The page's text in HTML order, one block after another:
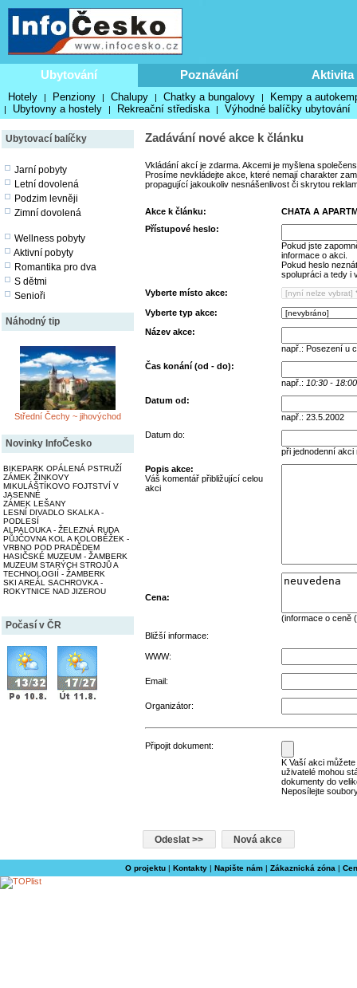
Ubytování Poznávání Aktivita
Hotely | Penziony | Chalupy | Chatky a bungalovy | Kempy a
| Ubytovny a hostely | Rekreační střediska | Výhodné balíčky ubytování
Ubytovací balíčky
Jarní pobyty
Letní dovolená
Podzim levněji
Zimní dovolená
Wellness pobyty
Aktivní pobyty
Romantika pro dva
S dětmi
Senioři
Náhodný tip
Střední Čechy ~ jihovýchod
Novinky InfoČesko
BIKEPARK OPÁLENÁ PSTRUŽÍ
ZÁMEK ŽINKOVY
MIKULÁŠTÍKOVO FOJTSTVÍ V
JASENNÉ
ZÁMEK LEŠANY
LESNÍ DIVADLO SKALKA -
PODLESÍ
ALPALOUKA - ŽELEZNÁ RUDA
PŮJČOVNA KOL A KOLOBĚŽEK -
VRBNO POD PRADĚDEM
HASIČSKÉ MUZEUM - ŽAMBERK
MUZEUM STARÝCH STROJŮ A
TECHNOLOGIÍ - ŽAMBERK
SKI AREÁL SACHROVKA -
ROKYTNICE NAD JIZEROU
Počasí v ČR
Zadávání nové akce k článku
Vkládání akcí je zdarma. Akcemi je myšlena
Prosíme nevkládejte akce, které nemají charakter
propagující jakoukoliv nesnášenlivost či skrytou
Akce k článku:
CHATA A
Přístupové heslo:
Pokud jste
informace o akci.
Pokud heslo
spolupráci a tedy i
Vyberte místo akce:
Vyberte typ akce:
Název akce:
např.: Posezení u
Čas konání (od - do):
např.: 10:30 - 18:00
Datum od:
např.: 23.5.2002
Datum do:
při jednodenní akci
Popis akce:
Váš komentář přibližující celou
akci
Cena:
(informace o ceně
Bližší informace:
WWW:
Email:
Organizátor:
Připojit dokument:
K Vaší akci
uživatelé mohou
dokumenty do
Neposílejte
O projektu| Kontakty| Napište nám| Zákaznická zóna |